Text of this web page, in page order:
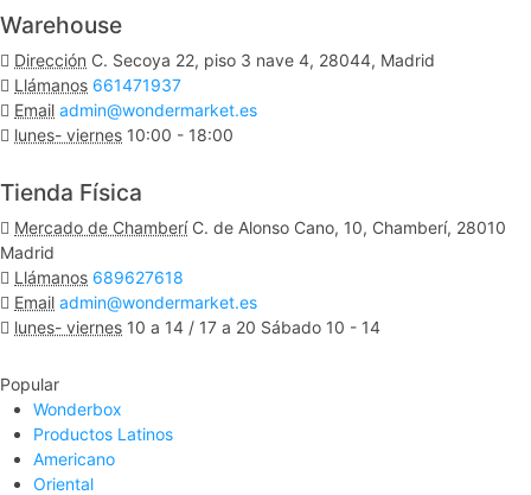
Warehouse
Dirección C. Secoya 22, piso 3 nave 4, 28044, Madrid
Llámanos 661471937
Email admin@wondermarket.es
lunes- viernes 10:00 - 18:00
Tienda Física
Mercado de Chamberí C. de Alonso Cano, 10, Chamberí, 28010
Madrid
Llámanos 689627618
Email admin@wondermarket.es
lunes- viernes 10 a 14 / 17 a 20 Sábado 10 - 14
Popular
Wonderbox
Productos Latinos
Americano
Oriental